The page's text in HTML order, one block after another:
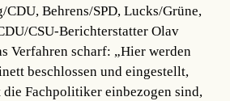
Behrens/SPD, Lucks/Grüne,
CSU-Berichterstatter Olav
Verfahren scharf: „Hier werden
beschlossen und eingestellt,
die Fachpolitiker einbezogen sind,